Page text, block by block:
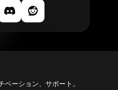
ベーション、サポート。